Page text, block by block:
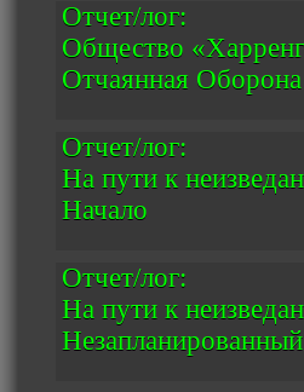
Отчет/лог:
Общество
Отчаянная Оборона
Отчет/лог:
На пути к
Начало
Отчет/лог:
На пути к
Незапланированный